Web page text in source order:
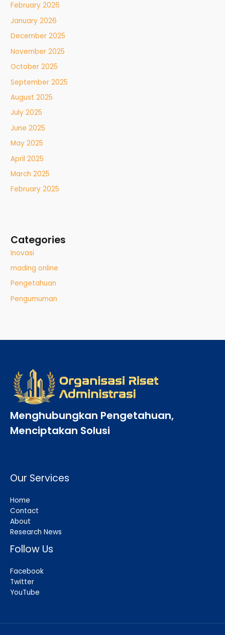
February 2026
January 2026
December 2025
November 2025
October 2025
September 2025
August 2025
July 2025
June 2025
May 2025
April 2025
March 2025
February 2025
Categories
Inovasi
mading online
Pengetahuan
Pengumuman
Menghubungkan Pengetahuan,
Menciptakan Solusi
Our Services
Home
Contact
About
Research News
Follow Us
Facebook
Twitter
YouTube